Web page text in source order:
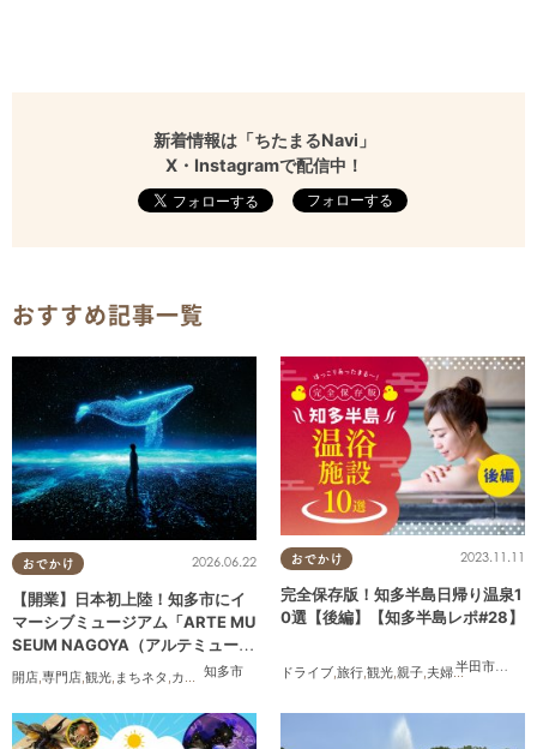
新着情報は「ちたまるNavi」
X・Instagramで配信中！
フォローする
おすすめ記事一覧
おでかけ
知多市
2026.06.22
【開業】日本初上陸！知多市にイ
マーシブミュージアム「ARTE MU
SEUM NAGOYA（アルテミュージ
アムナゴヤ）」が2026年11月下旬
にオープン
開店,専門店,観光, まちネタ ,カップル ,友人
おでかけ
半田市
,常滑
2023.11.11
完全保存版！知多半島日帰り温泉1
0選【後編】【知多半島レポ#28】
ドライブ,旅行,観光,親子,夫婦,家族,知多半